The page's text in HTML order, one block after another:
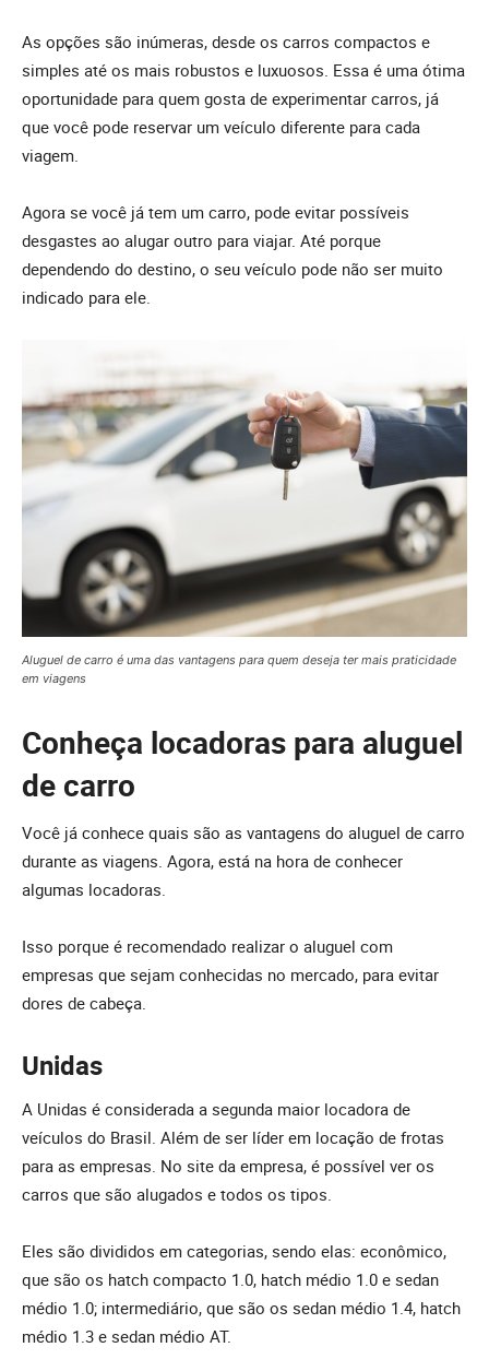
As opções são inúmeras, desde os carros compactos e
simples até os mais robustos e luxuosos. Essa é uma ótima
oportunidade para quem gosta de experimentar carros, já
que você pode reservar um veículo diferente para cada
viagem.
Agora se você já tem um carro, pode evitar possíveis
desgastes ao alugar outro para viajar. Até porque
dependendo do destino, o seu veículo pode não ser muito
indicado para ele.
Aluguel de carro é uma das vantagens para quem deseja ter mais praticidade
em viagens
Conheça locadoras para aluguel
de carro
Você já conhece quais são as vantagens do aluguel de carro
durante as viagens. Agora, está na hora de conhecer
algumas locadoras.
Isso porque é recomendado realizar o aluguel com
empresas que sejam conhecidas no mercado, para evitar
dores de cabeça.
Unidas
A Unidas é considerada a segunda maior locadora de
veículos do Brasil. Além de ser líder em locação de frotas
para as empresas. No site da empresa, é possível ver os
carros que são alugados e todos os tipos.
Eles são divididos em categorias, sendo elas: econômico,
que são os hatch compacto 1.0, hatch médio 1.0 e sedan
médio 1.0; intermediário, que são os sedan médio 1.4, hatch
médio 1.3 e sedan médio AT.